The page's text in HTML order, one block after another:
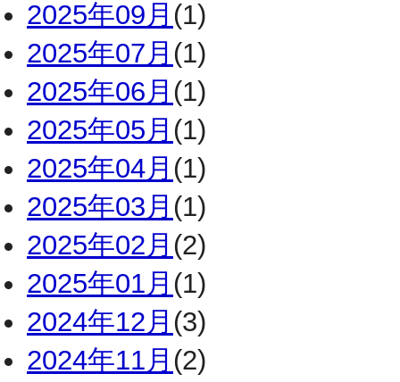
2025年09月 (1)
2025年07月 (1)
2025年06月 (1)
2025年05月 (1)
2025年04月 (1)
2025年03月 (1)
2025年02月 (2)
2025年01月 (1)
2024年12月 (3)
2024年11月 (2)